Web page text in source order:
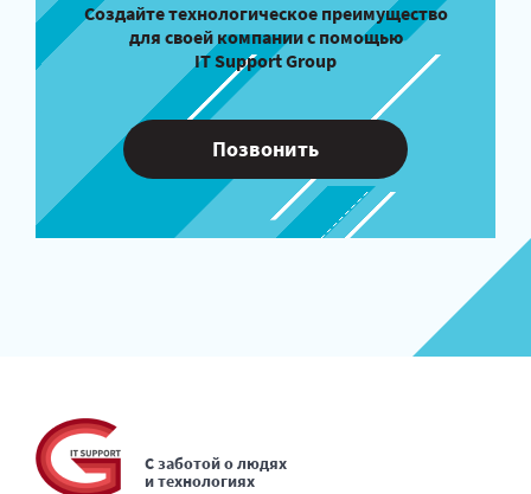
Создайте технологическое преимущество
для своей компании с помощью
IT Support Group
Позвонить
С заботой о людях
и технологиях